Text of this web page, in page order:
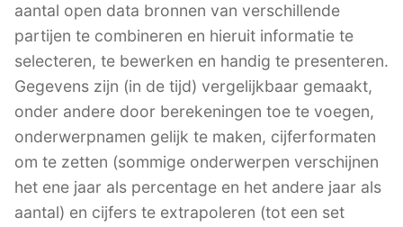
aantal open data bronnen van verschillende
partijen te combineren en hieruit informatie te
selecteren, te bewerken en handig te presenteren.
Gegevens zijn (in de tijd) vergelijkbaar gemaakt,
onder andere door berekeningen toe te voegen,
onderwerpnamen gelijk te maken, cijferformaten
om te zetten (sommige onderwerpen verschijnen
het ene jaar als percentage en het andere jaar als
aantal) en cijfers te extrapoleren (tot een set